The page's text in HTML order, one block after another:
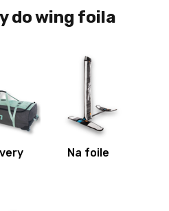
do wing foila
Na foile